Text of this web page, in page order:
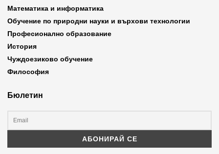
Математика и информатика
Обучение по природни науки и върхови технологии
Професионално образование
История
Чуждоезиково обучение
Философия
Бюлетин